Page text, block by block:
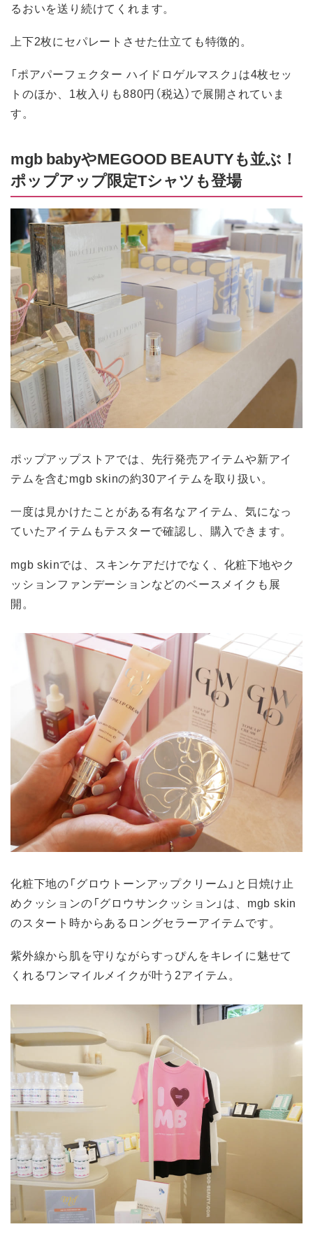
るおいを送り続けてくれます。
上下2枚にセパレートさせた仕立ても特徴的。
「ポアパーフェクター ハイドロゲルマスク」は4枚セッ
トのほか、1枚入りも880円（税込）で展開されていま
す。
mgb babyやMEGOOD BEAUTYも並ぶ！
ポップアップ限定Tシャツも登場
ポップアップストアでは、先行発売アイテムや新アイ
テムを含むmgb skinの約30アイテムを取り扱い。
一度は見かけたことがある有名なアイテム、気になっ
ていたアイテムもテスターで確認し、購入できます。
mgb skinでは、スキンケアだけでなく、化粧下地やク
ッションファンデーションなどのベースメイクも展
開。
化粧下地の「グロウトーンアップクリーム」と日焼け止
めクッションの「グロウサンクッション」は、mgb skin
のスタート時からあるロングセラーアイテムです。
紫外線から肌を守りながらすっぴんをキレイに魅せて
くれるワンマイルメイクが叶う2アイテム。